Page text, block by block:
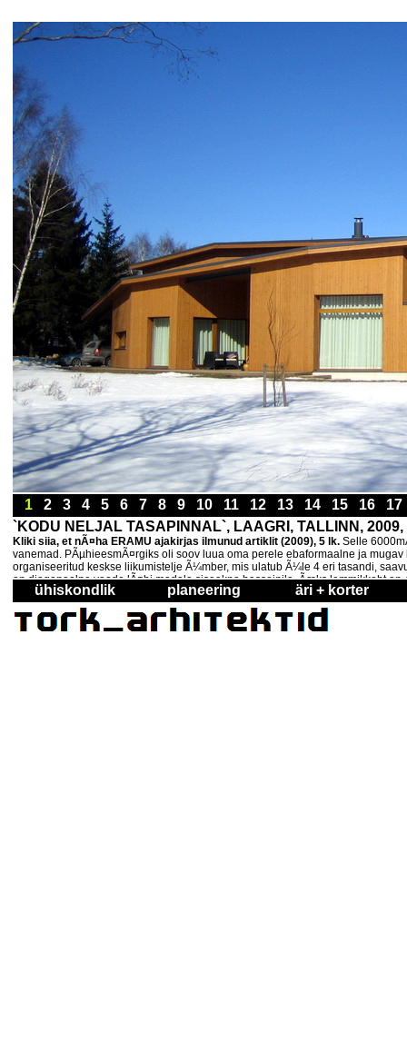
1 2 3 4 5 6 7 8 9 10 11 12 13 14 15 16
`KODU NELJAL TASAPINNAL`, LAAGRI, TALLINN,
Kliki siia, et nÃ¤ha ERAMU ajakirjas ilmunud artiklit (2009), 5 lk. Selle
vanemad. PÃµhieesmÃ¤rgiks oli soov luua oma perele ebaformaalne ja
organiseeritud keskse liikumistelje Ã¼mber, mis ulatub Ã¼le 4 eri tasandi,
on diagonaalne vaade lÃ¤bi madala siseakna basseinile. Ãœks lemmikkoht
piisavalt soe hommikuse kohvi joomiseks, aga on lÃµÃµmava
tammepuit. Tiim: Lembit Tork, Villu Scheler, Kuido Karlson, Jekaterina
ühiskondlik planeering äri + korter